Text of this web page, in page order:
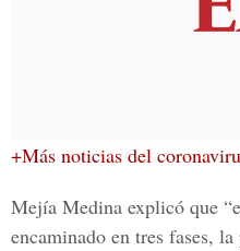
+Más noticias del
Mejía Medina explicó que
encaminado en tres fases,